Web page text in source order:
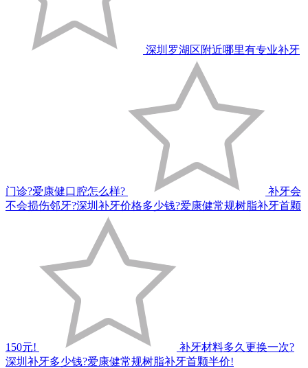
深圳罗湖区附近哪里有专业补牙
门诊?爱康健口腔怎么样?
补牙会
不会损伤邻牙?深圳补牙价格多少钱?爱康健常规树脂补牙首颗
150元!
补牙材料多久更换一次?
深圳补牙多少钱?爱康健常规树脂补牙首颗半价!